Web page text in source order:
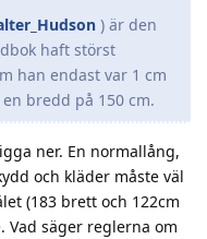
) är den
haft störst
han endast var 1 cm
bredd på 150 cm.
ner. En normallång,
och kläder måste väl
(183 brett och 122cm
Vad säger reglerna om